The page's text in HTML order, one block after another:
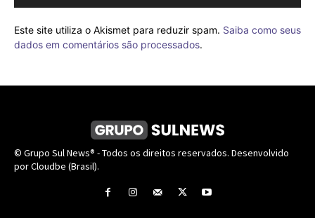
Este site utiliza o Akismet para reduzir spam. Saiba como seus
dados em comentários são processados.
© Grupo Sul News® - Todos os direitos reservados. Desenvolvido
por Cloudbe (Brasil).